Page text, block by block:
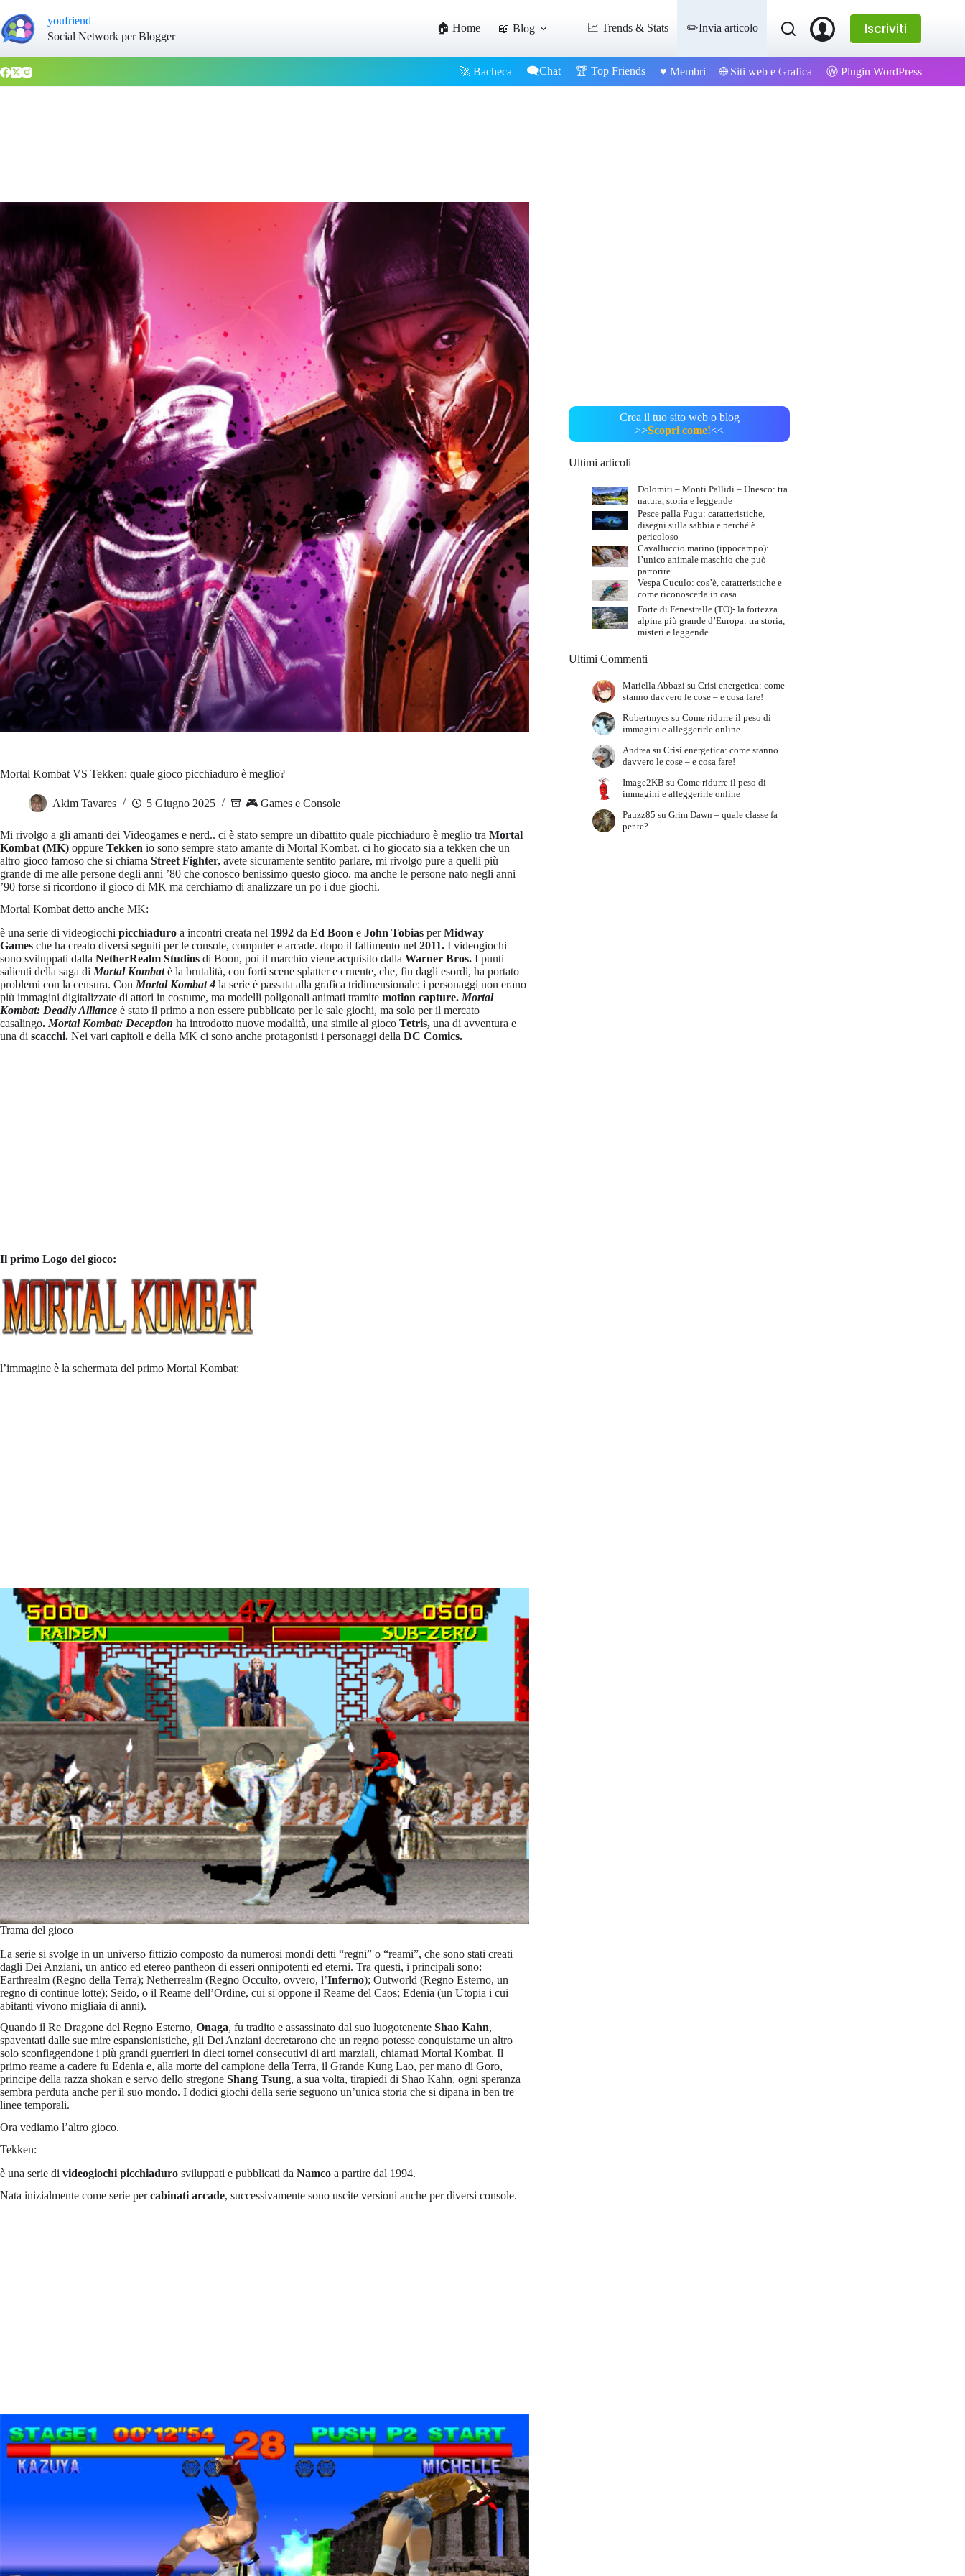
youfriend
Social Network per Blogger
🏠 Home 📖 Blog 📈 Trends & Stats ✏️Invia articolo Iscriviti
🚀 Bacheca 🗨️Chat 🏆 Top Friends ♥️ Membri 🌐 Siti web e Grafica Ⓦ Plugin WordPress
Mortal Kombat VS Tekken: quale gioco picchiaduro è meglio?
Akim Tavares 5 Giugno 2025 🎮 Games e Console
Mi rivolgo a gli amanti dei Videogames e nerd.. ci è stato sempre un dibattito quale picchiaduro è meglio tra Mortal
Kombat (MK) oppure Tekken io sono sempre stato amante di Mortal Kombat. ci ho giocato sia a tekken che un
altro gioco famoso che si chiama Street Fighter, avete sicuramente sentito parlare, mi rivolgo pure a quelli più
grande di me alle persone degli anni ’80 che conosco benissimo questo gioco. ma anche le persone nato negli anni
’90 forse si ricordono il gioco di MK ma cerchiamo di analizzare un po i due giochi.
Mortal Kombat detto anche MK:
è una serie di videogiochi picchiaduro a incontri creata nel 1992 da Ed Boon e John Tobias perMidway
Games che ha creato diversi seguiti per le console, computer e arcade. dopo il fallimento nel 2011. I videogiochi
sono sviluppati dalla NetherRealm Studios di Boon, poi il marchio viene acquisito dalla Warner Bros. I punti
salienti della saga di Mortal Kombatè la brutalità, con forti scene splatter e cruente, che, fin dagli esordi, ha portato
problemi con la censura. Con Mortal Kombat 4 la serie è passata alla grafica tridimensionale: i personaggi non erano
più immagini digitalizzate di attori in costume, ma modelli poligonali animati tramite motion capture. Mortal
Kombat: Deadly Alliance è stato il primo a non essere pubblicato per le sale giochi, ma solo per il mercato
casalingo. Mortal Kombat: Deception ha introdotto nuove modalità, una simile al gioco Tetris, una di avventura e
una di scacchi. Nei vari capitoli e della MK ci sono anche protagonisti i personaggi della DC Comics.
Il primo Logo del gioco:
l’immagine è la schermata del primo Mortal Kombat:
Trama del gioco
La serie si svolge in un universo fittizio composto da numerosi mondi detti “regni” o “reami”, che sono stati creati
dagli Dei Anziani, un antico ed etereo pantheon di esseri onnipotenti ed eterni. Tra questi, i principali sono:
Earthrealm (Regno della Terra); Netherrealm (Regno Occulto, ovvero, l’Inferno); Outworld (Regno Esterno, un
regno di continue lotte); Seido, o il Reame dell’Ordine, cui si oppone il Reame del Caos; Edenia (un Utopia i cui
abitanti vivono migliaia di anni).
Quando il Re Dragone del Regno Esterno, Onaga, fu tradito e assassinato dal suo luogotenente Shao Kahn,
spaventati dalle sue mire espansionistiche, gli Dei Anziani decretarono che un regno potesse conquistarne un altro
solo sconfiggendone i più grandi guerrieri in dieci tornei consecutivi di arti marziali, chiamati Mortal Kombat. Il
primo reame a cadere fu Edenia e, alla morte del campione della Terra, il Grande Kung Lao, per mano di Goro,
principe della razza shokan e servo dello stregone Shang Tsung, a sua volta, tirapiedi di Shao Kahn, ogni speranza
sembra perduta anche per il suo mondo. I dodici giochi della serie seguono un’unica storia che si dipana in ben tre
linee temporali.
Ora vediamo l’altro gioco.
Tekken:
è una serie di videogiochi picchiaduro sviluppati e pubblicati da Namco a partire dal 1994.
Nata inizialmente come serie percabinati arcade, successivamente sono uscite versioni anche per diversi console.
Crea il tuo sito web o blog
>>Scopri come!<<
Ultimi articoli
Dolomiti – Monti Pallidi – Unesco: tra
natura, storia e leggende
Pesce palla Fugu: caratteristiche,
disegni sulla sabbia e perché è
pericoloso
Cavalluccio marino (ippocampo):
l’unico animale maschio che può
partorire
Vespa Cuculo: cos’è, caratteristiche e
come riconoscerla in casa
Forte di Fenestrelle (TO)- la fortezza
alpina più grande d’Europa: tra storia,
misteri e leggende
Ultimi Commenti
Mariella Abbazi su Crisi energetica: come
stanno davvero le cose – e cosa fare!
Robertmycssu Come ridurre il peso di
immagini e alleggerirle online
Andrea su Crisi energetica: come stanno
davvero le cose – e cosa fare!
Image2KB su Come ridurre il peso di
immagini e alleggerirle online
Pauzz85 su Grim Dawn – quale classe fa
per te?